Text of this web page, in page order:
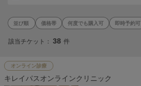
価格帯 何度でも購入可 即時予約可
該当チケット： 38 件
オンライン診療
キレイパスオンラインクリニック